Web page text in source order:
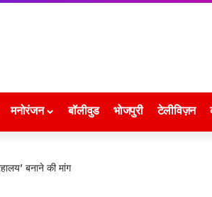
मनोरंजन बॉलीवुड भोजपुरी टेलीविज़न
बनाने की मांग